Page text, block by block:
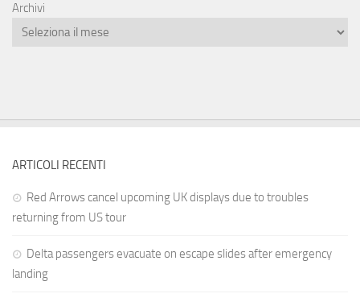
Archivi
ARTICOLI RECENTI
Red Arrows cancel upcoming UK displays due to troubles
returning from US tour
Delta passengers evacuate on escape slides after emergency
landing